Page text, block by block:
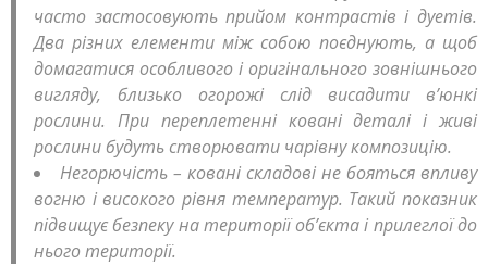
часто застосовують прийом контрастів і дуетів.
Два різних елементи між собою поєднують, а щоб
домагатися особливого і оригінального зовнішнього
вигляду, близько огорожі слід висадити в’юнкі
рослини. При переплетенні ковані деталі і живі
рослини будуть створювати чарівну композицію.
Негорючість – ковані складові не бояться впливу
вогню і високого рівня температур. Такий показник
підвищує безпеку на території об’єкта і прилеглої до
нього території.